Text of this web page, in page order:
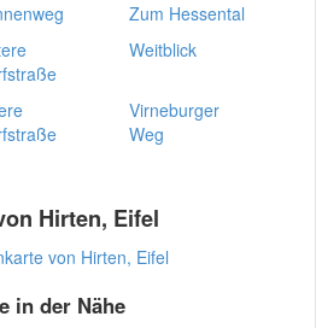
Zum Hessental
Weitblick
Virneburger
Weg
Hirten, Eifel
in der Nähe